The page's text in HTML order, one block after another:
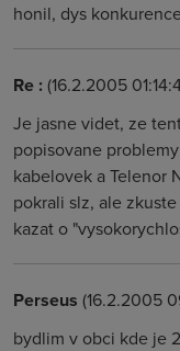
honil, dys
Re : (16.2.2005
Je jasne videt, ze
popisovane
kabelovek a Telenor
pokrali slz, ale
kazat o
Perseus (16.2.2005
bydlim v obci kde je